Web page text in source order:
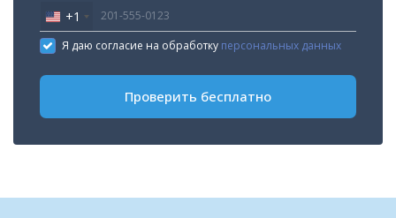
United
States
+1
+1
Я даю согласие на обработку персональных данных
Проверить бесплатно